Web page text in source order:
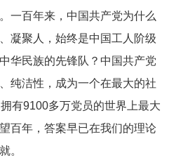
百年来，中国共产党为什么
凝聚人，始终是中国工人阶级
华民族的先锋队？中国共产党
纯洁性，成为一个在最大的社
有9100多万党员的世界上最大
百年，答案早已在我们的理论
。